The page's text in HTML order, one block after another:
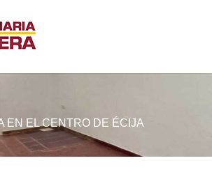
EN EL CENTRO DE ÉCIJA